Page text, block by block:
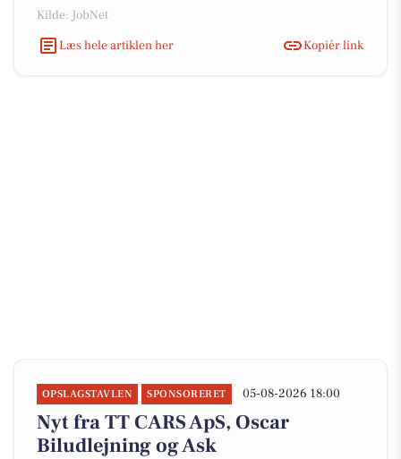
Kilde: JobNet
Læs hele artiklen her
Kopiér link
OPSLAGSTAVLEN SPONSORERET 05-08-2026 18:00
Nyt fra TT CARS ApS, Oscar
Biludlejning og Ask